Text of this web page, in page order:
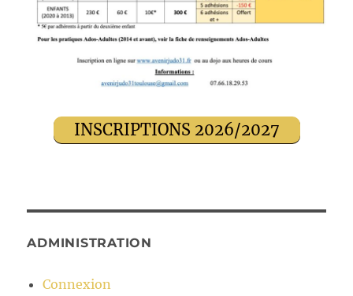
INSCRIPTIONS 2026/2027
ADMINISTRATION
Connexion